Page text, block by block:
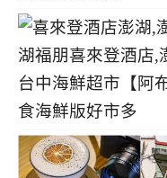
台中海鮮超市【阿
食海鮮版好市多